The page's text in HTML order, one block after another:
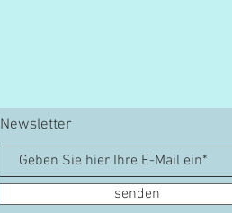
Newsletter
senden